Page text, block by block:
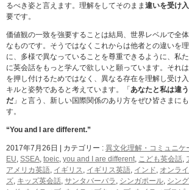
るべき姿と言えます。理解をしてそのまま 違いを受け
要です。
価値観の一致を強要することは結局、世界レベルで全
なものです。そうではなくこれからは他者との違いを
に、多様で異なっていることを尊重できるように、私
に英会話をもっと学んで欲しいと願っています。それ
を押し付けるためではなく、異なる存在を理解し受け
キルと姿勢であると考えています。「あなたと私は違
だ」と言う、新しい国際関係のあり方をぜひ皆さまに
す。
“You and I are different.”
2017年7月26日 | カテゴリー : 異文化理解・コミュニケ
EU SSEA toeic you and I are different こども英会話
アメリカ英語 イギリス イギリス英語 インド オンラ
ズ キッズ英会話 サンタバーバラ シンガポール シン